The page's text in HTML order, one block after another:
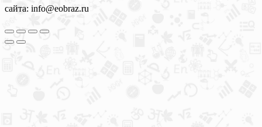
сайта: info@eobraz.ru